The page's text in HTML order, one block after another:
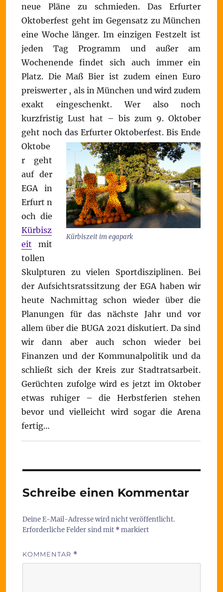
neue Pläne zu schmieden. Das Erfurter
Oktoberfest geht im Gegensatz zu München
eine Woche länger. Im einzigen Festzelt ist
jeden Tag Programm und außer am
Wochenende findet sich auch immer ein
Platz. Die Maß Bier ist zudem einen Euro
preiswerter , als in München und wird zudem
exakt eingeschenkt. Wer also noch
kurzfristig Lust hat – bis zum 9. Oktober
geht noch das Erfurter Oktoberfest.
Kürbiszeit im egapark
Bis Ende
Oktobe
r geht
auf der
EGA in
Erfurt n
och die
Kürbisz
eit mit
tollen
Skulpturen zu vielen Sportdisziplinen. Bei
der Aufsichtsratssitzung der EGA haben wir
heute Nachmittag schon wieder über die
Planungen für das nächste Jahr und vor
allem über die BUGA 2021 diskutiert. Da sind
wir dann aber auch schon wieder bei
Finanzen und der Kommunalpolitik und da
schließt sich der Kreis zur Stadtratsarbeit.
Gerüchten zufolge wird es jetzt im Oktober
etwas ruhiger – die Herbstferien stehen
bevor und vielleicht wird sogar die Arena
fertig…
Schreibe einen Kommentar
Deine E-Mail-Adresse wird nicht veröffentlicht.
Erforderliche Felder sind mit *markiert
KOMMENTAR *